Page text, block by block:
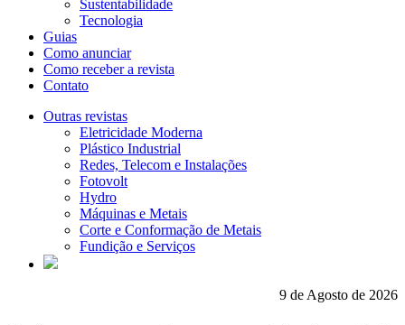
Sustentabilidade
Tecnologia
Guias
Como anunciar
Como receber a revista
Contato
Outras revistas
Eletricidade Moderna
Plástico Industrial
Redes, Telecom e Instalações
Fotovolt
Hydro
Máquinas e Metais
Corte e Conformação de Metais
Fundição e Serviços
9 de Agosto de 2026